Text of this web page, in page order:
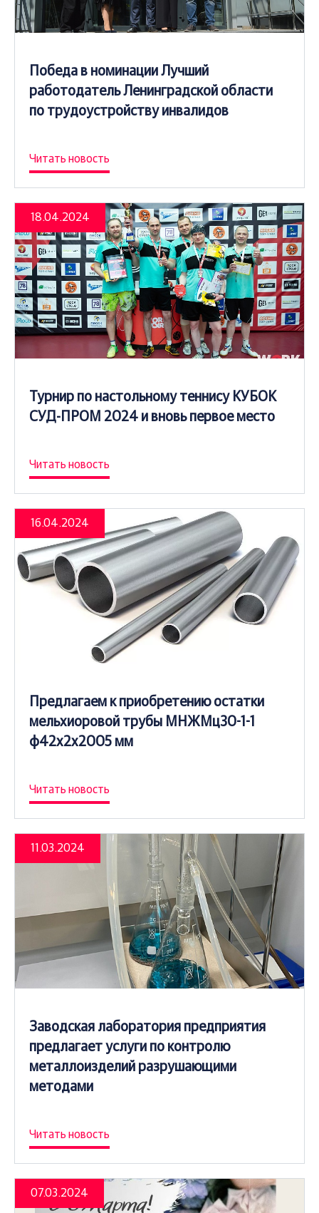
Победа в номинации Лучший
работодатель Ленинградской области
по трудоустройству инвалидов
Читать новость
18.04.2024
Турнир по настольному теннису КУБОК
СУД-ПРОМ 2024 и вновь первое место
Читать новость
16.04.2024
Предлагаем к приобретению остатки
мельхиоровой трубы МНЖМц30-1-1
ф42х2х2005 мм
Читать новость
11.03.2024
Заводская лаборатория предприятия
предлагает услуги по контролю
металлоизделий разрушающими
методами
Читать новость
07.03.2024